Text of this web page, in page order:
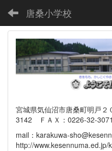
唐桑小学校
宮城県気仙沼市唐桑町明戸
3142 ＦＡＸ：0226-32-3071
mail：karakuwa-
http://www.kesennuma.ed.jp/